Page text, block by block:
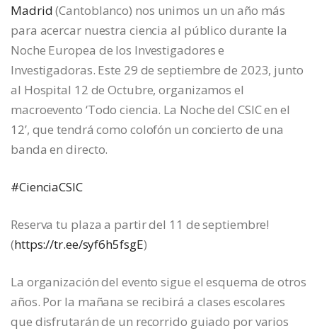
Madrid(Cantoblanco) nos unimos un un año más
para acercar nuestra ciencia al público durante la
Noche Europea de los Investigadores e
Investigadoras. Este 29 de septiembre de 2023, junto
al Hospital 12 de Octubre, organizamos el
macroevento ‘Todo ciencia. La Noche del CSIC en el
12’, que tendrá como colofón un concierto de una
banda en directo.
#CienciaCSIC
Reserva tu plaza a partir del 11 de septiembre!
(https://tr.ee/syf6h5fsgE)
La organización del evento sigue el esquema de otros
años. Por la mañana se recibirá a clases escolares
que disfrutarán de un recorrido guiado por varios